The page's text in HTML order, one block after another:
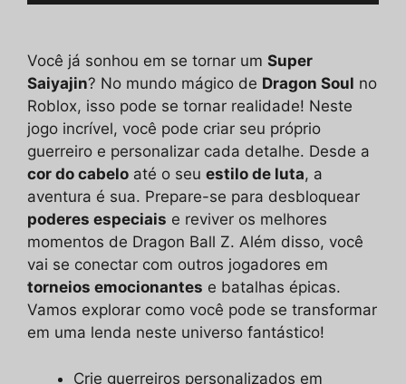
Você já sonhou em se tornar um Super
Saiyajin? No mundo mágico de Dragon Soul no
Roblox, isso pode se tornar realidade! Neste
jogo incrível, você pode criar seu próprio
guerreiro e personalizar cada detalhe. Desde a
cor do cabelo até o seu estilo de luta, a
aventura é sua. Prepare-se para desbloquear
poderes especiais e reviver os melhores
momentos de Dragon Ball Z. Além disso, você
vai se conectar com outros jogadores em
torneios emocionantes e batalhas épicas.
Vamos explorar como você pode se transformar
em uma lenda neste universo fantástico!
Crie guerreiros personalizados em